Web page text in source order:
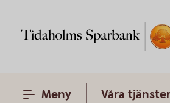
Meny Våra